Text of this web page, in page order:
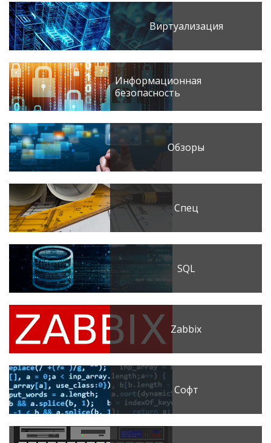
Виртуализация
Информационная
безопасность
Обзоры
Спец
SQL
Zabbix
Софт